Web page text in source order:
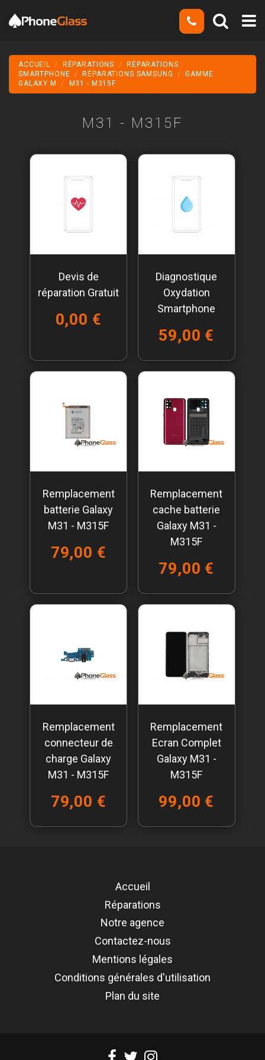
ACCUEIL RÉPARATIONS
RÉPARATIONS
SMARTPHONE
RÉPARATIONS SAMSUNG
GAMME
GALAXY M
M31 - M315F
M31 - M315F
Devis de
réparation Gratuit
0,00 €
Diagnostique
Oxydation
Smartphone
59,00 €
Remplacement
batterie Galaxy
M31 - M315F
79,00 €
Remplacement
cache batterie
Galaxy M31 -
M315F
79,00 €
Remplacement
connecteur de
charge Galaxy
M31 - M315F
79,00 €
Remplacement
Ecran Complet
Galaxy M31 -
M315F
99,00 €
Accueil
Réparations
Notre agence
Contactez-nous
Mentions légales
Conditions générales d'utilisation
Plan du site